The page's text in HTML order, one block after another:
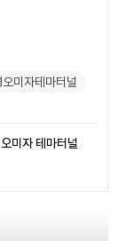
미자테마터널
오미자 테마터널